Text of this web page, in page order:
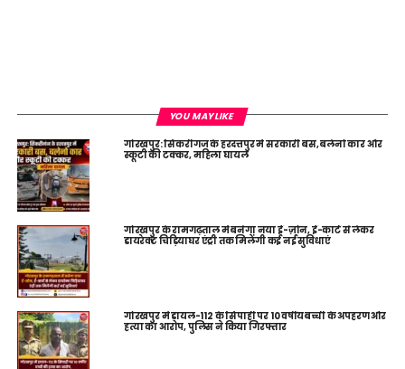
YOU MAY LIKE
गोरखपुर: सिकरीगंज के हरदत्तपुर में सरकारी बस, बलेनो कार और
स्कूटी की टक्कर, महिला घायल
गोरखपुर के रामगढ़ताल में बनेगा नया ई-ज़ोन, ई-कार्ट से लेकर
डायरेक्ट चिड़ियाघर एंट्री तक मिलेंगी कई नई सुविधाएं
गोरखपुर में डायल-112 के सिपाही पर 10 वर्षीय बच्ची के अपहरण और
हत्या का आरोप, पुलिस ने किया गिरफ्तार